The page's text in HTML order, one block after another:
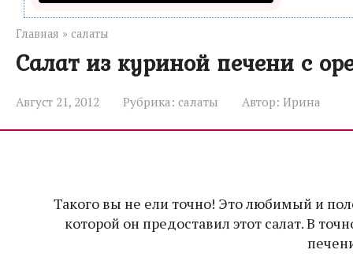
Главная » салаты
Салат из куриной печени с
Август 21, 2012 Рубрика: салаты Автор: Ирина
Такого вы не ели точно! Это любимый и
которой он предоставил этот салат. В